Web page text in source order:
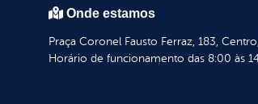
Onde estamos
Praça Coronel Fausto Ferraz, 183,
Horário de funcionamento das 8:00 às